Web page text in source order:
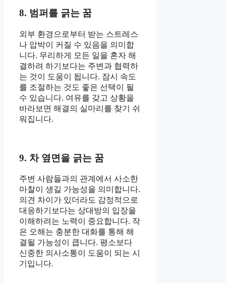
8. 범퍼를 긁는 꿈
외부 환경으로부터 받는 스트레스
나 압박이 커질 수 있음을 의미합
니다. 무리하게 모든 일을 혼자 해
결하려 하기보다는 주변과 협력하
는 것이 도움이 됩니다. 잠시 속도
를 조절하는 것도 좋은 선택이 될
수 있습니다. 여유를 갖고 상황을
바라보면 해결의 실마리를 찾기 쉬
워집니다.
9. 차 옆면을 긁는 꿈
주변 사람들과의 관계에서 사소한
마찰이 생길 가능성을 의미합니다.
의견 차이가 있더라도 감정적으로
대응하기보다는 상대방의 입장을
이해하려는 노력이 중요합니다. 작
은 오해는 충분한 대화를 통해 해
결될 가능성이 큽니다. 평소보다
신중한 의사소통이 도움이 되는 시
기입니다.